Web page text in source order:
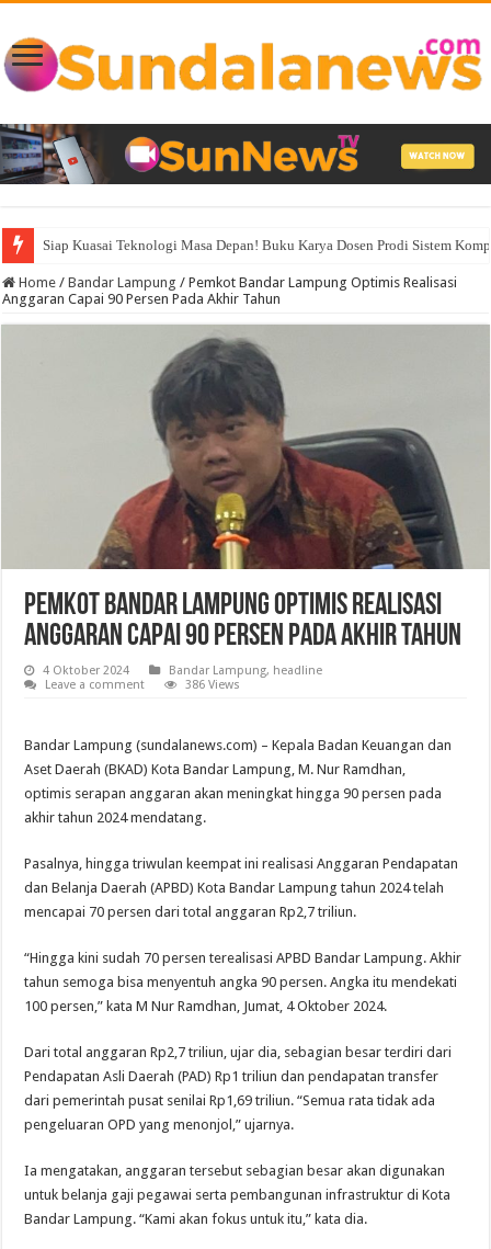
Siap Kuasai Teknologi Masa Depan! Buku Karya Dosen Prodi Sistem
Ketua IWO Lampura Minta Bupati Turun Tangan Terkait Dugaan Kasus
Home / Bandar Lampung / Pemkot Bandar Lampung Optimis Realisasi
Anggaran Capai 90 Persen Pada Akhir Tahun
Pemkot Bandar Lampung Optimis Realisasi
Anggaran Capai 90 Persen Pada Akhir Tahun
4 Oktober 2024 Bandar Lampung, headline
Leave a comment
386 Views
Bandar Lampung (sundalanews.com) – Kepala Badan Keuangan dan
Aset Daerah (BKAD) Kota Bandar Lampung, M. Nur Ramdhan,
optimis serapan anggaran akan meningkat hingga 90 persen pada
akhir tahun 2024 mendatang.
Pasalnya, hingga triwulan keempat ini realisasi Anggaran Pendapatan
dan Belanja Daerah (APBD) Kota Bandar Lampung tahun 2024 telah
mencapai 70 persen dari total anggaran Rp2,7 triliun.
“Hingga kini sudah 70 persen terealisasi APBD Bandar Lampung. Akhir
tahun semoga bisa menyentuh angka 90 persen. Angka itu mendekati
100 persen,” kata M Nur Ramdhan, Jumat, 4 Oktober 2024.
Dari total anggaran Rp2,7 triliun, ujar dia, sebagian besar terdiri dari
Pendapatan Asli Daerah (PAD) Rp1 triliun dan pendapatan transfer
dari pemerintah pusat senilai Rp1,69 triliun. “Semua rata tidak ada
pengeluaran OPD yang menonjol,” ujarnya.
Ia mengatakan, anggaran tersebut sebagian besar akan digunakan
untuk belanja gaji pegawai serta pembangunan infrastruktur di Kota
Bandar Lampung. “Kami akan fokus untuk itu,” kata dia.